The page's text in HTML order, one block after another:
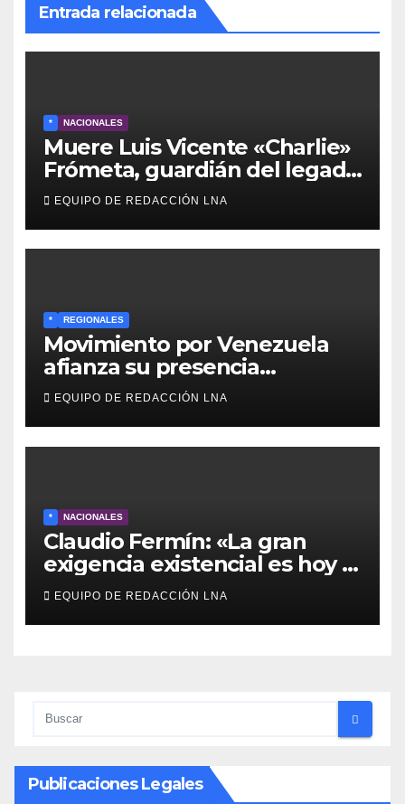
Entrada relacionada
* NACIONALES
Muere Luis Vicente «Charlie»
Frómeta, guardián del legado
musical de la Billo’s Caracas
Boys
EQUIPO DE REDACCIÓN LNA
* REGIONALES
Movimiento por Venezuela
afianza su presencia
comunitaria en La Ponderosa
y otras comunidades de
Anzoátegui
EQUIPO DE REDACCIÓN LNA
* NACIONALES
Claudio Fermín: «La gran
exigencia existencial es hoy la
defensa de la soberanía»
EQUIPO DE REDACCIÓN LNA
Publicaciones Legales